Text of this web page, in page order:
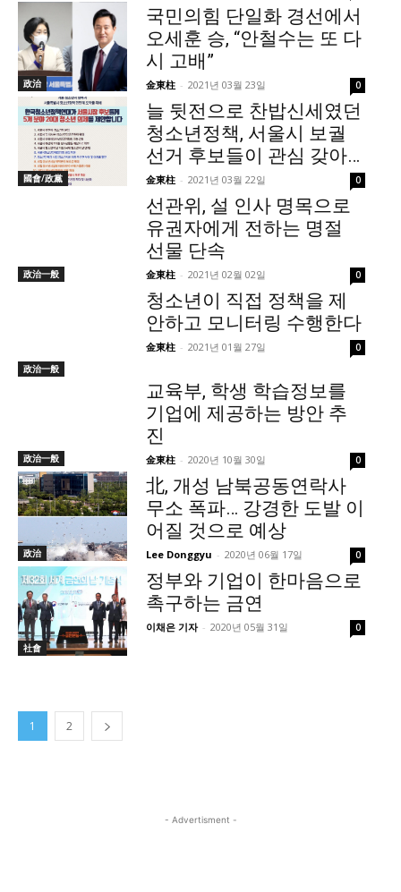
政治
국민의힘 단일화 경선에서
오세훈 승, “안철수는 또 다
시 고배”
金東柱 - 2021년 03월 23일 0
國會/政黨
늘 뒷전으로 찬밥신세였던
청소년정책, 서울시 보궐
선거 후보들이 관심 갖아…
金東柱 - 2021년 03월 22일 0
政治一般
선관위, 설 인사 명목으로
유권자에게 전하는 명절
선물 단속
金東柱 - 2021년 02월 02일 0
政治一般
청소년이 직접 정책을 제
안하고 모니터링 수행한다
金東柱 - 2021년 01월 27일 0
政治一般
교육부, 학생 학습정보를
기업에 제공하는 방안 추
진
金東柱 - 2020년 10월 30일 0
政治
北, 개성 남북공동연락사
무소 폭파… 강경한 도발 이
어질 것으로 예상
Lee Donggyu - 2020년 06월 17일 0
社會
정부와 기업이 한마음으로
촉구하는 금연
이채은 기자 - 2020년 05월 31일 0
1 2
- Advertisment -